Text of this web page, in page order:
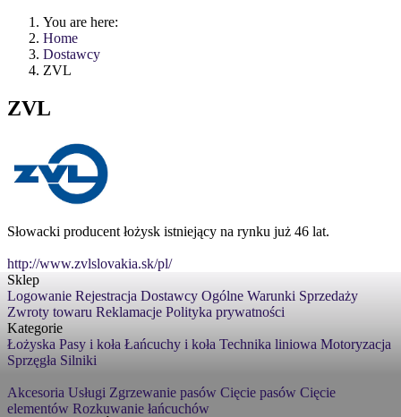
You are here:
Home
Dostawcy
ZVL
ZVL
Słowacki producent łożysk istniejący na rynku już 46 lat.
http://www.zvlslovakia.sk/pl/
Sklep
Logowanie Rejestracja Dostawcy Ogólne Warunki Sprzedaży
Zwroty towaru Reklamacje Polityka prywatności
Kategorie
Łożyska Pasy i koła Łańcuchy i koła Technika liniowa Motoryzacja
Sprzęgła Silniki
Akcesoria Usługi Zgrzewanie pasów Cięcie pasów Cięcie
elementów Rozkuwanie łańcuchów